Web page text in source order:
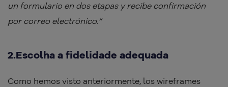
un formulario en dos etapas y recibe confirmación
por correo electrónico.”
2.Escolha a fidelidade adequada
Como hemos visto anteriormente, los wireframes